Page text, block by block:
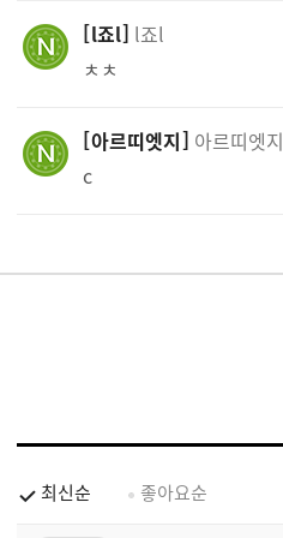
l죠l l죠l
ㅊㅊ
아르띠엣지 아르띠엣지
c
최신순 좋아요순